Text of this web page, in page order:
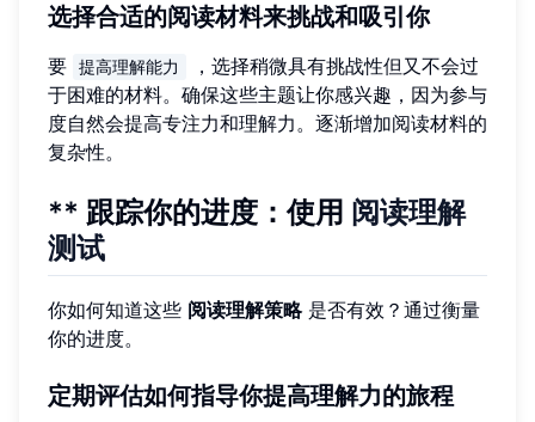
选择合适的阅读材料来挑战和吸引你
要 提高理解能力
，选择稍微具有挑战性但又不会过
于困难的材料。确保这些主题让你感兴趣，因为参与
度自然会提高专注力和理解力。逐渐增加阅读材料的
复杂性。
** 跟踪你的进度：使用 阅读理解
测试
你如何知道这些 阅读理解策略是否有效？通过衡量
你的进度。
定期评估如何指导你提高理解力的旅程